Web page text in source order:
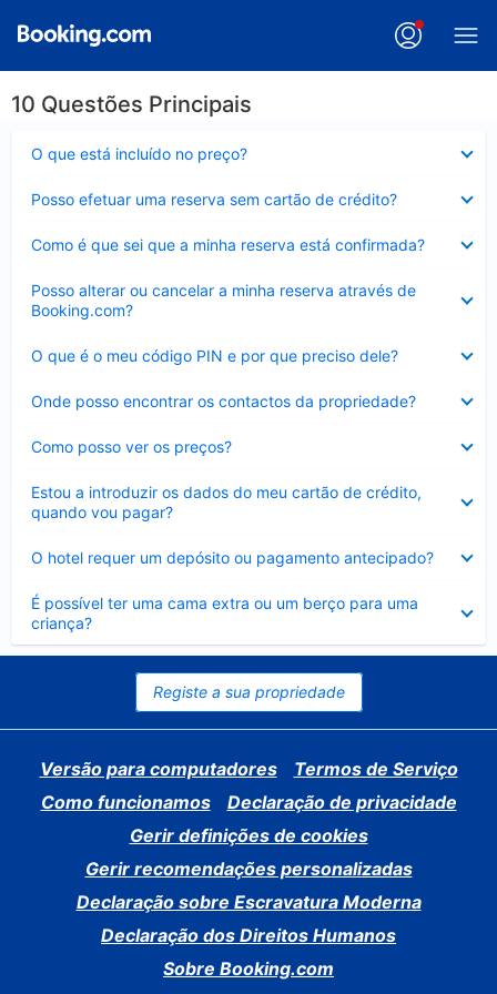
10 Questões Principais
O que está incluído no preço?
fechado
Posso efetuar uma reserva sem cartão de crédito?
fechado
Como é que sei que a minha reserva está confirmada?
fechado
Posso alterar ou cancelar a minha reserva através de
Booking.com?
fechado
O que é o meu código PIN e por que preciso dele?
fechado
Onde posso encontrar os contactos da propriedade?
fechado
Como posso ver os preços?
fechado
Estou a introduzir os dados do meu cartão de crédito,
quando vou pagar?
fechado
O hotel requer um depósito ou pagamento antecipado?
fechado
É possível ter uma cama extra ou um berço para uma
criança?
Elemento
fechado
Registe a sua propriedade
Versão para computadores
Termos de Serviço
Como funcionamos
Declaração de privacidade
Gerir definições de cookies
Gerir recomendações personalizadas
Declaração sobre Escravatura Moderna
Declaração dos Direitos Humanos
Sobre Booking.com